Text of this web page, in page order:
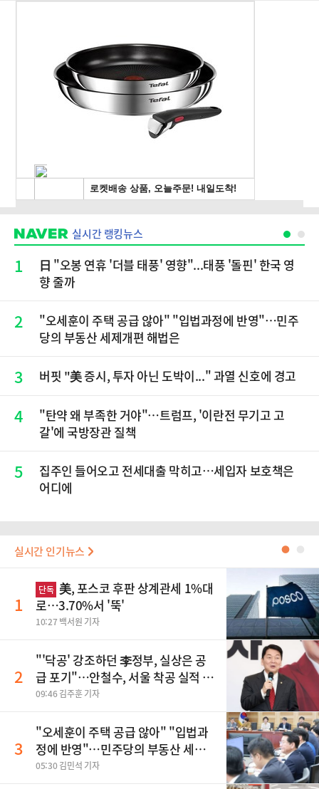
실시간 랭킹뉴스
1
日 "오봉 연휴 '더블 태풍' 영향"...태풍 '돌핀' 한국 영
향 줄까
2
"오세훈이 주택 공급 않아" "입법과정에 반영"…민주
당의 부동산 세제개편 해법은
3 버핏 "美 증시, 투자 아닌 도박이..." 과열 신호에 경고
4
"탄약 왜 부족한 거야"…트럼프, '이란전 무기고 고
갈'에 국방장관 질책
5
집주인 들어오고 전세대출 막히고…세입자 보호책은
어디에
실시간 인기뉴스 ●
1
단독 美, 포스코 후판 상계관세 1%대
로…3.70%서 '뚝'
10:27 백서원 기자
2
"'닥공' 강조하던 李정부, 실상은 공
급 포기"…안철수, 서울 착공 실적 미
달 비판
09:46 김주훈 기자
3
"오세훈이 주택 공급 않아" "입법과
정에 반영"…민주당의 부동산 세제
개편 해법은
05:30 김민석 기자